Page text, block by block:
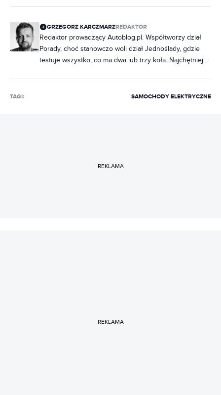
GRZEGORZ KARCZMARZREDAKTOR
Redaktor prowadzący Autoblog.pl. Współtworzy dział
Porady, choć stanowczo woli dział Jednoślady, gdzie
testuje wszystko, co ma dwa lub trzy koła. Najchętniej
transportu. W połowie życia postanowił zostać
TAGI: SAMOCHODY ELEKTRYCZNE
REKLAMA
REKLAMA